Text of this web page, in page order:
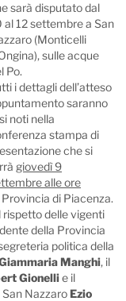
sarà disputato dal
al 12 settembre a San
(Monticelli
sulle acque
Po.
i dettagli dell’atteso
saranno
noti nella
stampa di
che si
giovedì 9
alle ore
di Piacenza.
rispetto delle vigenti
della Provincia
politica della
Manghi, il
Gionellie il
NazzaroEzio